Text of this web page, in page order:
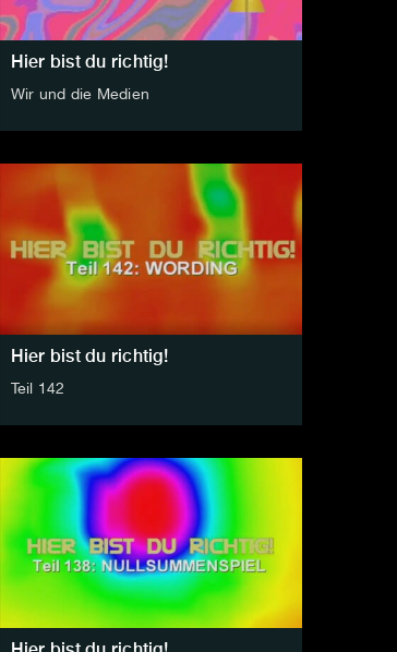
Hier bist du richtig!
Wir und die Medien
Hier bist du richtig!
Teil 142